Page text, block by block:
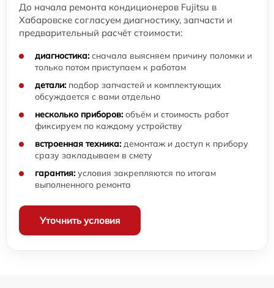
До начала ремонта кондиционеров Fujitsu в
Хабаровске согласуем диагностику, запчасти и
предварительный расчёт стоимости:
диагностика: сначала выясняем причину поломки и
только потом приступаем к работам
детали: подбор запчастей и комплектующих
обсуждается с вами отдельно
несколько приборов: объём и стоимость работ
фиксируем по каждому устройству
встроенная техника: демонтаж и доступ к прибору
сразу закладываем в смету
гарантия: условия закрепляются по итогам
выполненного ремонта
Уточнить условия